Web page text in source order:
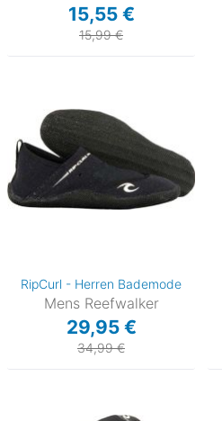
15,55 €
15,99 €
RipCurl - Herren Bademode
Mens Reefwalker
29,95 €
34,99 €